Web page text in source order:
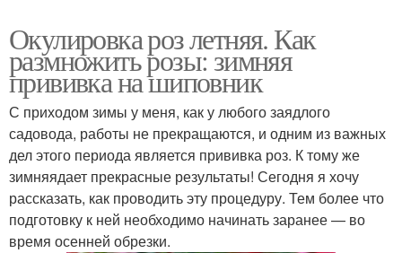
Окулировка роз летняя. Как
размножить розы: зимняя
прививка на шиповник
С приходом зимы у меня, как у любого заядлого
садовода, работы не прекращаются, и одним из важных
дел этого периода является прививка роз. К тому же
зимняядает прекрасные результаты! Сегодня я хочу
рассказать, как проводить эту процедуру. Тем более что
подготовку к ней необходимо начинать заранее — во
время осенней обрезки.